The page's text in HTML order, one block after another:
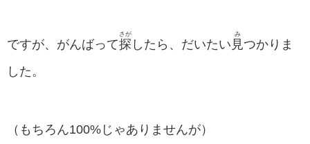
ですが、がんばって探
さが
したら、だいたい 見
み
つかりま
した。
（もちろん100%じゃありませんが）